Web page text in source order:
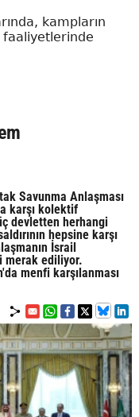
kampların
Savunma Anlaşması
karşı kolektif
devletten herhangi
hepsine karşı
İsrail
merak ediliyor.
menfi karşılanması